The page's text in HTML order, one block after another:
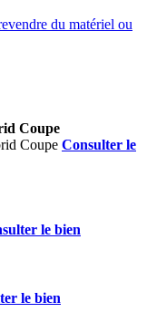
Coupe
Consulter le
le bien
le bien